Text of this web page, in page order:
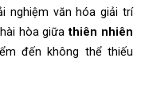
nghiệm văn hóa giải trí
hòa giữathiên nhiên
đến không thể thiếu